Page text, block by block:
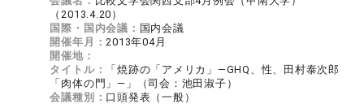
（2013.4.20）
国際・国内会議： 国内会議
開催年月： 2013年04月
開催地：
タイトル：
「焼跡の「アメリカ」―GHQ、性、田村泰次郎
「肉体の門」―」（司会：池田淑子）
会議種別： 口頭発表（一般）